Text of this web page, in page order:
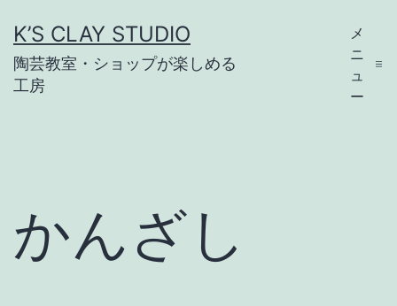
ン
テ
キ
ッ
K’S CLAY STUDIO
陶芸教室・ショップが楽しめる
工房
メ
ニ
ュ
ー
かんざし